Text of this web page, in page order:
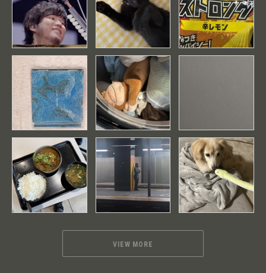
VIEW MORE